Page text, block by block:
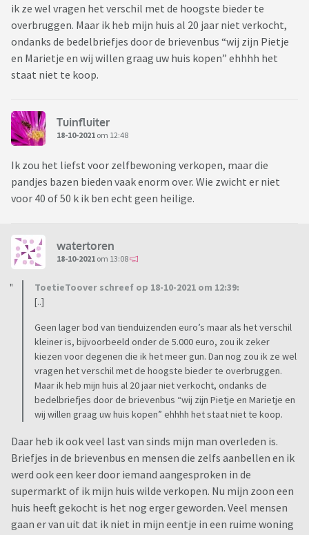
ik ze wel vragen het verschil met de hoogste bieder te
overbruggen. Maar ik heb mijn huis al 20 jaar niet verkocht,
ondanks de bedelbriefjes door de brievenbus “wij zijn Pietje
en Marietje en wij willen graag uw huis kopen” ehhhh het
staat niet te koop.
Tuinfluiter
18-10-2021 om 12:48
Ik zou het liefst voor zelfbewoning verkopen, maar die
pandjes bazen bieden vaak enorm over. Wie zwicht er niet
voor 40 of 50 k ik ben echt geen heilige.
watertoren
18-10-2021 om 13:08
ToetieToover schreef op 18-10-2021 om 12:39:
[..]
Geen lager bod van tienduizenden euro’s maar als het verschil
kleiner is, bijvoorbeeld onder de 5.000 euro, zou ik zeker
kiezen voor degenen die ik het meer gun. Dan nog zou ik ze wel
vragen het verschil met de hoogste bieder te overbruggen.
Maar ik heb mijn huis al 20 jaar niet verkocht, ondanks de
bedelbriefjes door de brievenbus “wij zijn Pietje en Marietje en
wij willen graag uw huis kopen” ehhhh het staat niet te koop.
Daar heb ik ook veel last van sinds mijn man overleden is.
Briefjes in de brievenbus en mensen die zelfs aanbellen en ik
werd ook een keer door iemand aangesproken in de
supermarkt of ik mijn huis wilde verkopen. Nu mijn zoon een
huis heeft gekocht is het nog erger geworden. Veel mensen
gaan er van uit dat ik niet in mijn eentje in een ruime woning